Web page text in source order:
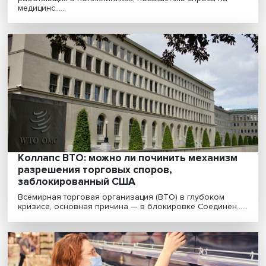
Врач из машины: цифра поможет
получить медицинские услуги
Пандемия ускорила внедрение телемедицины.
решения позволяют упростить общение пожилого